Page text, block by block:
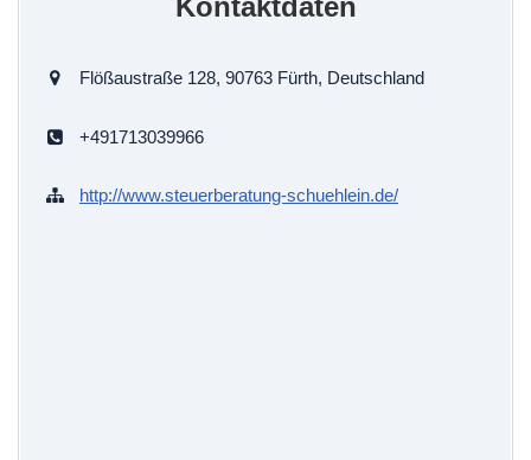
Kontaktdaten
Flößaustraße 128, 90763 Fürth, Deutschland
+491713039966
http://www.steuerberatung-schuehlein.de/